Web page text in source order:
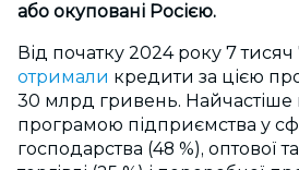
або окуповані Росією.
Від початку 2024 року 7
отримали кредити за цією
30 млрд гривень.
програмою підприємства у
господарства (48 %), оптової